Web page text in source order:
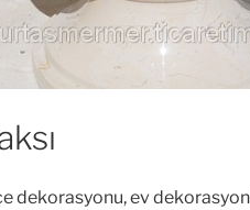
dekorasyonu, ev